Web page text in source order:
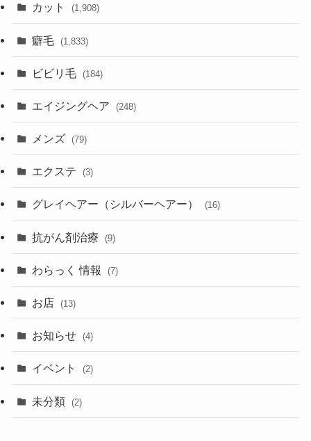
カット (1,908)
癖毛 (1,833)
ビビリ毛 (184)
エイジングヘア (248)
メンズ (79)
エクステ (3)
グレイヘアー（シルバーヘアー） (16)
抗がん剤治療 (9)
わらっく 情報 (7)
お店 (13)
お知らせ (4)
イベント (2)
未分類 (2)